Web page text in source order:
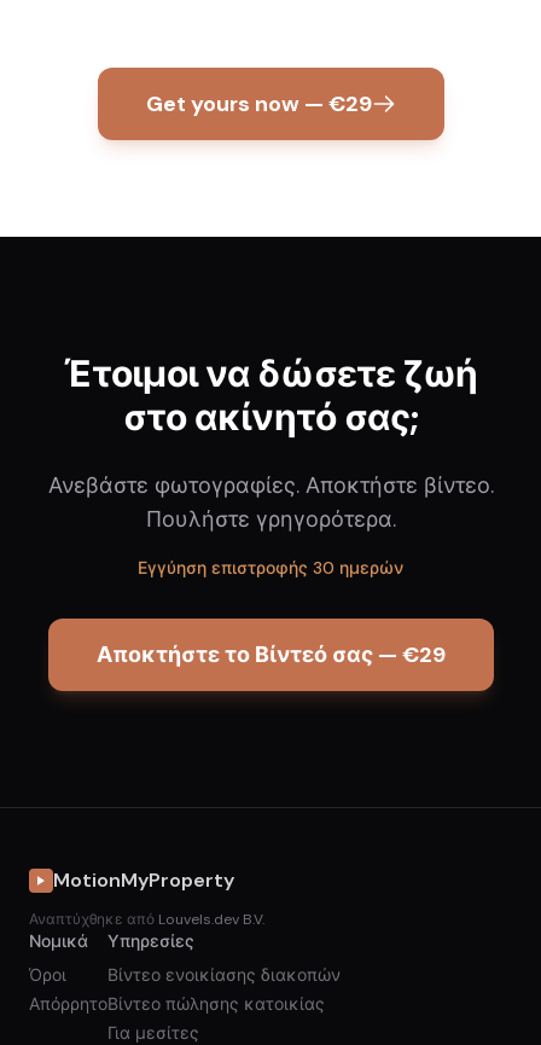
Get yours now — €29
Έτοιμοι να δώσετε ζωή
στο ακίνητό σας;
Ανεβάστε φωτογραφίες. Αποκτήστε βίντεο.
Πουλήστε γρηγορότερα.
Εγγύηση επιστροφής 30 ημερών
Αποκτήστε το Βίντεό σας — €29
MotionMyProperty
Αναπτύχθηκε από Louvels.dev B.V.
Νομικά
Όροι
Απόρρητο
Υπηρεσίες
Βίντεο ενοικίασης διακοπών
Βίντεο πώλησης κατοικίας
Για μεσίτες